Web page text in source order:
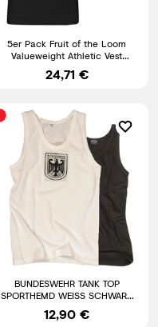
5er Pack Fruit of the Loom
Valueweight Athletic Vest
Unterhemd Muskelshirt NEU
24,71 €
BUNDESWEHR TANK TOP
SPORTHEMD WEISS SCHWARZ
BW SPORT JOGGING m ADLER
BAUMWOLLE
12,90 €